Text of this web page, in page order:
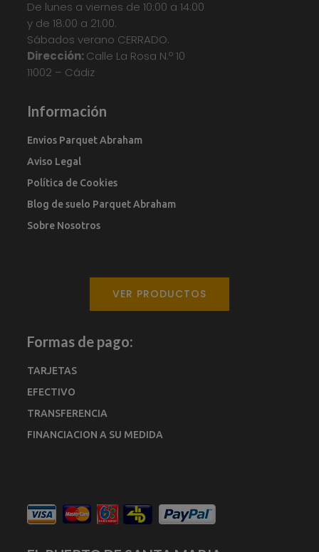
De lunes a viernes de 10:00 a 14:00
y de 18:00 a 21:00.
Sábados verano CERRADO.
Dirección:Calle La Rosa N.º 10
11002 – Cádiz
Información
Envios Parquet Abraham
Aviso Legal
Política de Cookies
Blog de suelo Parquet Abraham
Sobre Nosotros
VER PRODUCTOS
Formas de pago:
TARJETAS
EFECTIVO
TRANSFERENCIA
FINANCIACION A SU MEDIDA